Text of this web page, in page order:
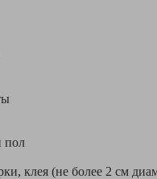
пол
клея (не более 2 см